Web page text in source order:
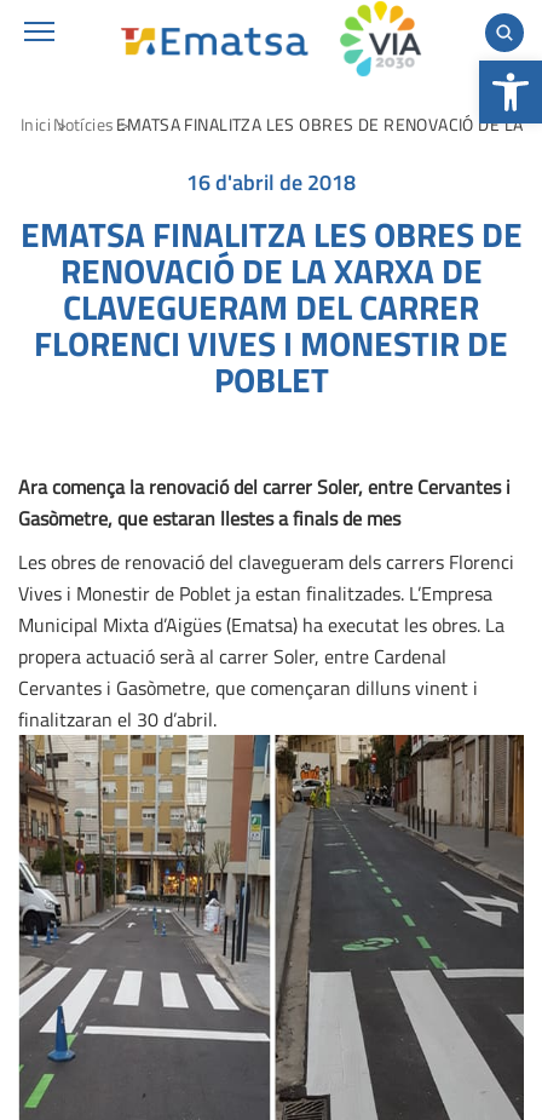
Obre la
IniciNotíciesEMATSA FINALITZA LES OBRES DE RENOVACIÓ DE LA
16 d'abril de 2018
EMATSA FINALITZA LES OBRES DE
RENOVACIÓ DE LA XARXA DE
CLAVEGUERAM DEL CARRER
FLORENCI VIVES I MONESTIR DE
POBLET
Ara comença la renovació del carrer Soler, entre Cervantes i
Gasòmetre, que estaran llestes a finals de mes
Les obres de renovació del clavegueram dels carrers Florenci
Vives i Monestir de Poblet ja estan finalitzades. L’Empresa
Municipal Mixta d’Aigües (Ematsa) ha executat les obres. La
propera actuació serà al carrer Soler, entre Cardenal
Cervantes i Gasòmetre, que començaran dilluns vinent i
finalitzaran el 30 d’abril.